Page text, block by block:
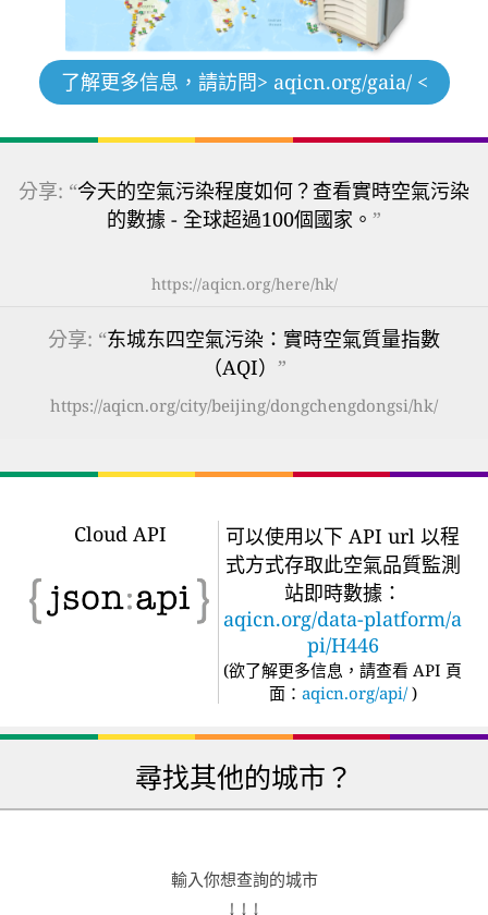
了解更多信息，請訪問> aqicn.org/gaia/ <
分享: “今天的空氣污染程度如何？查看實時空氣污染
的數據 - 全球超過100個國家。 ”
https://aqicn.org/here/hk/
分享: “东城东四空氣污染：實時空氣質量指數
（AQI） ”
https://aqicn.org/city/beijing/dongchengdongsi/hk/
Cloud API
可以使用以下 API url 以程
式方式存取此空氣品質監測
站即時數據：
aqicn.org/data-platform/a
pi/H446
(欲了解更多信息，請查看 API 頁
面： aqicn.org/api/ )
尋找其他的城市？
輸入你想查詢的城市
↓ ↓ ↓